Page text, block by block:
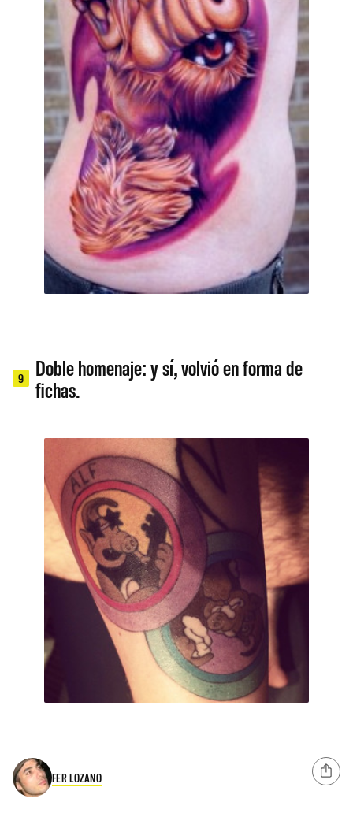
9
Doble homenaje: y sí, volvió en forma de
fichas.
FER LOZANO